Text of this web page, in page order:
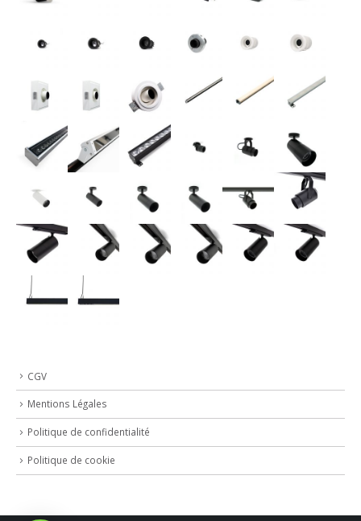
CGV
Mentions Légales
Politique de confidentialité
Politique de cookie